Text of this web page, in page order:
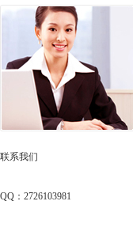
联系我们
QQ：2726103981